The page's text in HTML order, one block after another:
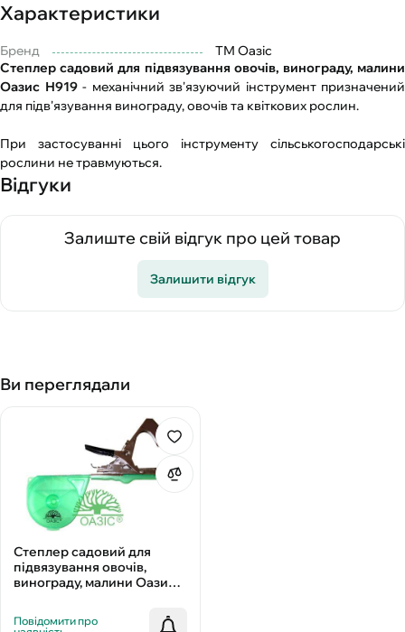
Характеристики
Бренд
ТМ Оазіс
Степлер садовий для підвязування овочів, винограду, малини
Оазис Н919- механічний зв'язуючий інструмент призначений
для підв'язування винограду, овочів та квіткових рослин.
При застосуванні цього інструменту сільськогосподарські
рослини не травмуються.
Відгуки
Залиште свій відгук про цей товар
Залишити відгук
Ви переглядали
Степлер садовий для
підвязування овочів,
винограду, малини Оазис
Повідомити про